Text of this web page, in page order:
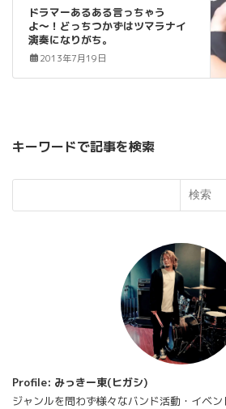
ドラマーあるある言っちゃう
よ〜！どっちつかずはツマラナイ
演奏になりがち。
2013年7月19日
キーワードで記事を検索
検索
Profile: みっきー東(ヒガシ)
ジャンルを問わず様々なバンド活動・イベ